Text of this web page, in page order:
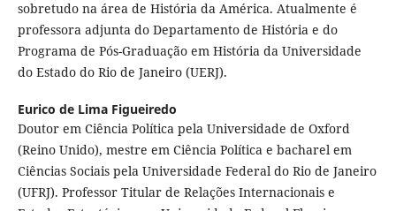
sobretudo na área de História da América. Atualmente é
professora adjunta do Departamento de História e do
Programa de Pós-Graduação em História da Universidade
do Estado do Rio de Janeiro (UERJ).
Eurico de Lima Figueiredo
Doutor em Ciência Política pela Universidade de Oxford
(Reino Unido), mestre em Ciência Política e bacharel em
Ciências Sociais pela Universidade Federal do Rio de Janeiro
(UFRJ). Professor Titular de Relações Internacionais e